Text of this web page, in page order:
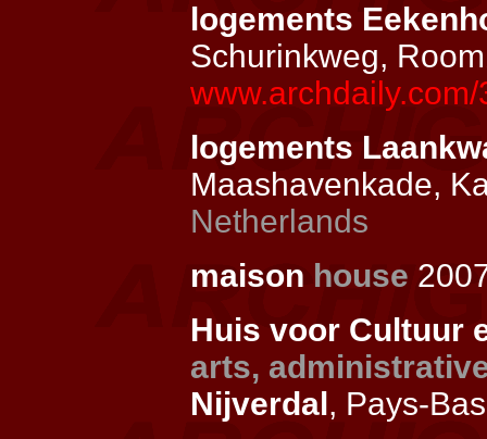
logements
Schurinkweg,
logements
Maashavenkade,
Netherlands
maison house
Huis voor Cultuur
arts,
Nijverdal, Pays-